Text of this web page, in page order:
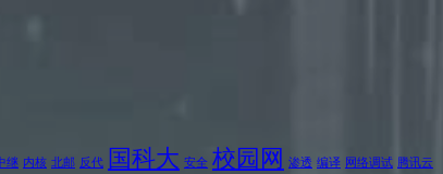
继 内核 北邮 反代 国科大 安全 校园网 渗透 编译 网络调试 腾讯云